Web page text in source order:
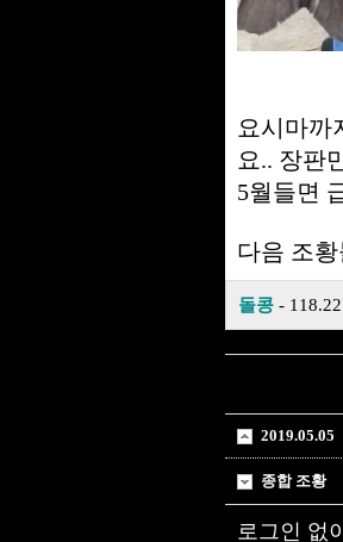
요시마까
요.. 장판
5월들면
다음 조
돌콩 -
2019.05.05
종합 조황
로그인 없